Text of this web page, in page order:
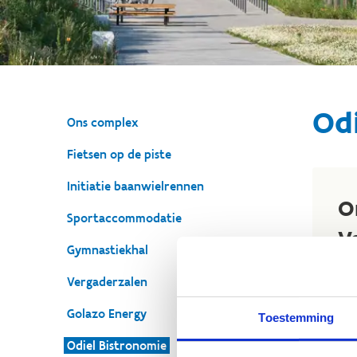
Toestemming
Ons complex
Fietsen op de piste
Initiatie baanwielrennen
Sportaccommodatie
Gymnastiekhal
Vergaderzalen
Golazo Energy
Odiel Bistronomie